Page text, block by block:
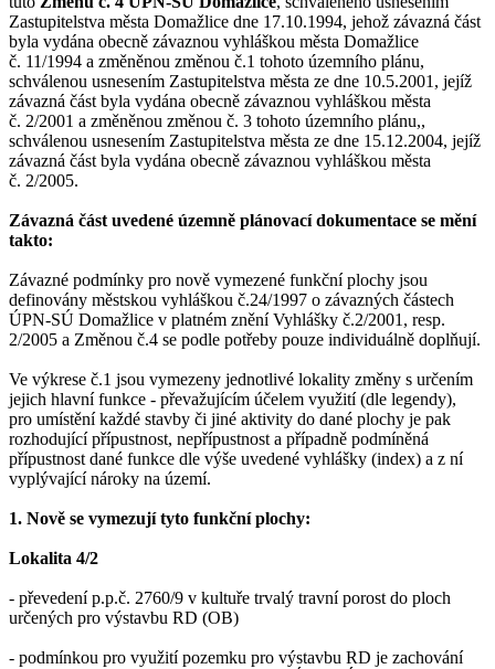
Zastupitelstva města Domažlice dne 17.10.1994, jehož závazná část
byla vydána obecně závaznou vyhláškou města Domažlice
č. 11/1994 a změněnou změnou č.1 tohoto územního plánu,
schválenou usnesením Zastupitelstva města ze dne 10.5.2001, jejíž
závazná část byla vydána obecně závaznou vyhláškou města
č. 2/2001 a změněnou změnou č. 3 tohoto územního plánu,,
schválenou usnesením Zastupitelstva města ze dne 15.12.2004, jejíž
závazná část byla vydána obecně závaznou vyhláškou města
č. 2/2005.
Závazná část uvedené územně plánovací dokumentace se mění
takto:
Závazné podmínky pro nově vymezené funkční plochy jsou
definovány městskou vyhláškou č.24/1997 o závazných částech
ÚPN-SÚ Domažlice v platném znění Vyhlášky č.2/2001, resp.
2/2005 a Změnou č.4 se podle potřeby pouze individuálně doplňují.
Ve výkrese č.1 jsou vymezeny jednotlivé lokality změny s určením
jejich hlavní funkce - převažujícím účelem využití (dle legendy),
pro umístění každé stavby či jiné aktivity do dané plochy je pak
rozhodující přípustnost, nepřípustnost a případně podmíněná
přípustnost dané funkce dle výše uvedené vyhlášky (index) a z ní
vyplývající nároky na území.
1. Nově se vymezují tyto funkční plochy:
Lokalita 4/2
- převedení p.p.č. 2760/9 v kultuře trvalý travní porost do ploch
určených pro výstavbu RD (OB)
- podmínkou pro využití pozemku pro výstavbu RD je zachování